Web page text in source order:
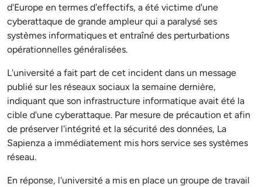
d'Europe en termes d'effectifs, a été victime d'une
cyberattaque de grande ampleur qui a paralysé ses
systèmes informatiques et entraîné des perturbations
opérationnelles généralisées.
L'université a fait part de cet incident dans un message
publié sur les réseaux sociaux la semaine dernière,
indiquant que son infrastructure informatique avait été la
cible d'une cyberattaque. Par mesure de précaution et afin
de préserver l'intégrité et la sécurité des données, La
Sapienza a immédiatement mis hors service ses systèmes
réseau.
En réponse, l'université a mis en place un groupe de travail